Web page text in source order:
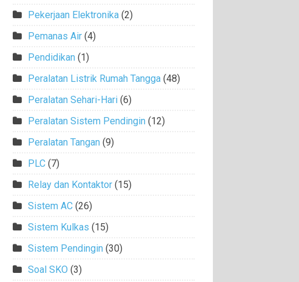
Pekerjaan Elektronika (2)
Pemanas Air (4)
Pendidikan (1)
Peralatan Listrik Rumah Tangga (48)
Peralatan Sehari-Hari (6)
Peralatan Sistem Pendingin (12)
Peralatan Tangan (9)
PLC (7)
Relay dan Kontaktor (15)
Sistem AC (26)
Sistem Kulkas (15)
Sistem Pendingin (30)
Soal SKO (3)